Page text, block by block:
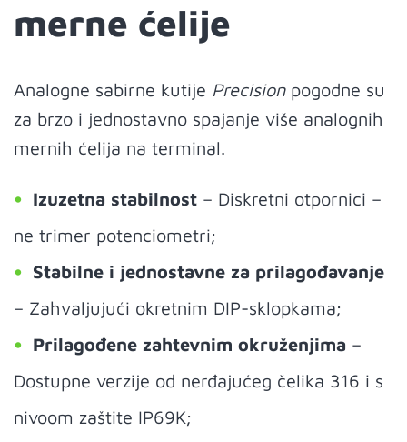
merne ćelije
Analogne sabirne kutije Precision pogodne su
za brzo i jednostavno spajanje više analognih
mernih ćelija na terminal.
Izuzetna stabilnost – Diskretni otpornici –
ne trimer potenciometri;
Stabilne i jednostavne za prilagođavanje
– Zahvaljujući okretnim DIP-sklopkama;
Prilagođene zahtevnim okruženjima –
Dostupne verzije od nerđajućeg čelika 316 i s
nivoom zaštite IP69K;